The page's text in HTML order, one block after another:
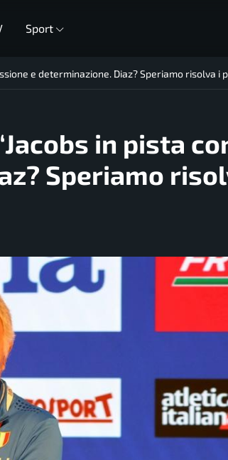
Sport
e determinazione. Diaz? Speriamo risolva i
in pista
Speriamo